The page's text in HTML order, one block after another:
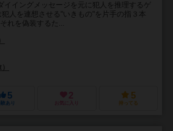
イイングメッセージを元に犯人を推理するゲ
人を連想させる"いきもの"を片手の指３本
れを偽装するた...
5
あり
2
お気に入り
5
持ってる